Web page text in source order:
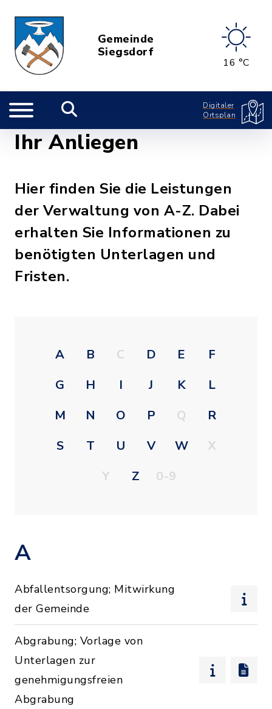
Gemeinde
Siegsdorf
16 °C
Digitaler
Ortsplan
Ihr Anliegen
Hier finden Sie die Leistungen
der Verwaltung von A-Z. Dabei
erhalten Sie Informationen zu
benötigten Unterlagen und
Fristen.
A B C D E
F
G
H I J K
L
M
N O P Q
R
S
T U V W
X
Y
Z 0-9
A
Abfallentsorgung; Mitwirkung
der Gemeinde
Abgrabung; Vorlage von
Unterlagen zur
genehmigungsfreien
Abgrabung